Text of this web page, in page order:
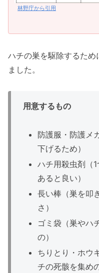
林野庁から引用
ハチの巣を駆除するた
ました。
用意するもの
防護服・防護メ
下げるため）
ハチ用殺虫剤（
あると良い）
長い棒（巣を叩
さ）
ゴミ袋（巣やハ
の）
ちりとり・ホウ
チの死骸を集め